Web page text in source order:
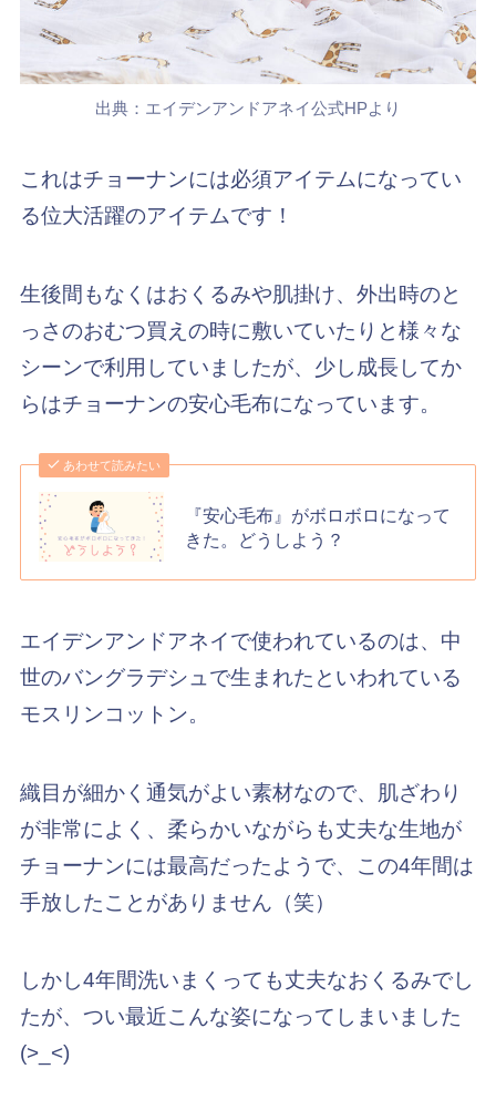
出典：エイデンアンドアネイ公式HPより
これはチョーナンには必須アイテムになってい
る位大活躍のアイテムです！
生後間もなくはおくるみや肌掛け、外出時のと
っさのおむつ買えの時に敷いていたりと様々な
シーンで利用していましたが、少し成長してか
らはチョーナンの安心毛布になっています。
あわせて読みたい
『安心毛布』がボロボロになって
きた。どうしよう？
エイデンアンドアネイで使われているのは、中
世のバングラデシュで生まれたといわれている
モスリンコットン。
織目が細かく通気がよい素材なので、肌ざわり
が非常によく、柔らかいながらも丈夫な生地が
チョーナンには最高だったようで、この4年間は
手放したことがありません（笑）
しかし4年間洗いまくっても丈夫なおくるみでし
たが、つい最近こんな姿になってしまいました
(>_<)